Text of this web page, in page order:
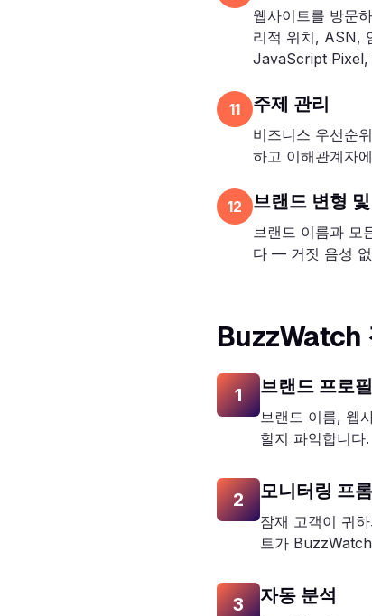
웹사이트를 방문
리적 위치, ASN,
JavaScript Pixel,
11 주제 관리
비즈니스 우선순
하고 이해관계자
12 브랜드 변형
브랜드 이름과 모
다 — 거짓 음성
BuzzWatch
1 브랜드 프로
브랜드 이름, 웹
할지 파악합니다.
2 모니터링 프
잠재 고객이 귀
트가
3 자동 분석